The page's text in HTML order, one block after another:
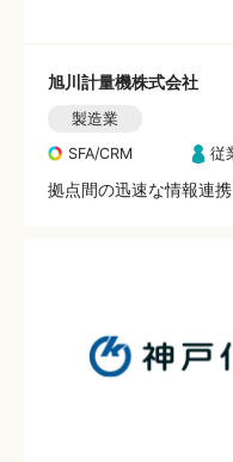
旭川計量機株式会社
製造業
SFA/CRM
従
拠点間の迅速な情報連